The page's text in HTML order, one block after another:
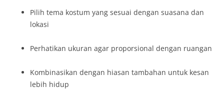
Pilih tema kostum yang sesuai dengan suasana dan
lokasi
Perhatikan ukuran agar proporsional dengan ruangan
Kombinasikan dengan hiasan tambahan untuk kesan
lebih hidup